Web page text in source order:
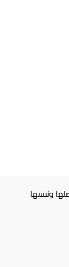
ونسبها